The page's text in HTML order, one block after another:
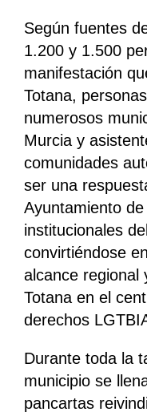
Según fuentes
1.200 y 1.500
manifestación
Totana,
numerosos
Murcia y
comunidades
ser una
Ayuntamiento
institucionales
convirtiéndose
alcance regional
Totana en el
derechos
Durante toda la
municipio se
pancartas